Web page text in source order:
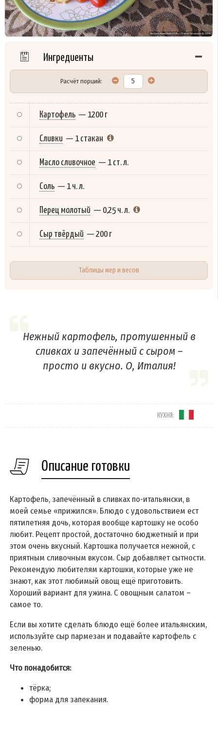
Ингредиенты
Расчёт порций:
Картофель — 1200 г
Сливки — 1 стакан
Масло сливочное — 1 ст. л.
Соль — 1 ч. л.
Перец молотый — 0,25 ч. л.
Сыр твёрдый — 200 г
Таблицы мер и весов
Нежный картофель, протушенный в
сливках и запечённый с сыром –
просто и вкусно. О, Италия!
КУХНЯ:
Описание готовки
Картофель, запечённый в сливках по-итальянски, в
моей семье «прижился». Блюдо с удовольствием ест
пятилетняя дочь, которая вообще картошку не особо
любит. Рецепт простой, достаточно бюджетный и при
этом очень вкусный. Картошка получается нежной, с
приятным сливочным вкусом. Сыр добавляет сытности.
Рекомендую любителям картошки, которые уже не
знают, как этот любимый овощ ещё приготовить.
Хороший вариант для ужина. С овощным салатом –
самое то.
Если вы хотите сделать блюдо ещё более итальянским,
используйте сыр пармезан и подавайте картофель с
зеленью.
Что понадобится:
тёрка;
форма для запекания.